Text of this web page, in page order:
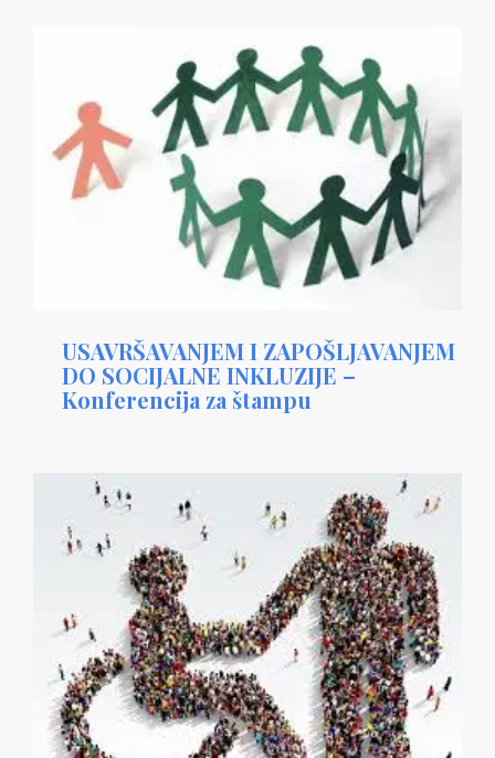
USAVRŠAVANJEM I ZAPOŠLJAVANJEM
DO SOCIJALNE INKLUZIJE –
Konferencija za štampu